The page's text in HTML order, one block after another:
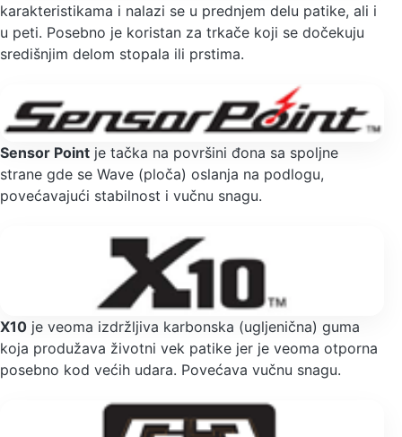
karakteristikama i nalazi se u prednjem delu patike, ali i
u peti. Posebno je koristan za trkače koji se dočekuju
središnjim delom stopala ili prstima.
Sensor Point je tačka na površini đona sa spoljne
strane gde se Wave (ploča) oslanja na podlogu,
povećavajući stabilnost i vučnu snagu.
X10 je veoma izdržljiva karbonska (ugljenična) guma
koja produžava životni vek patike jer je veoma otporna
posebno kod većih udara. Povećava vučnu snagu.